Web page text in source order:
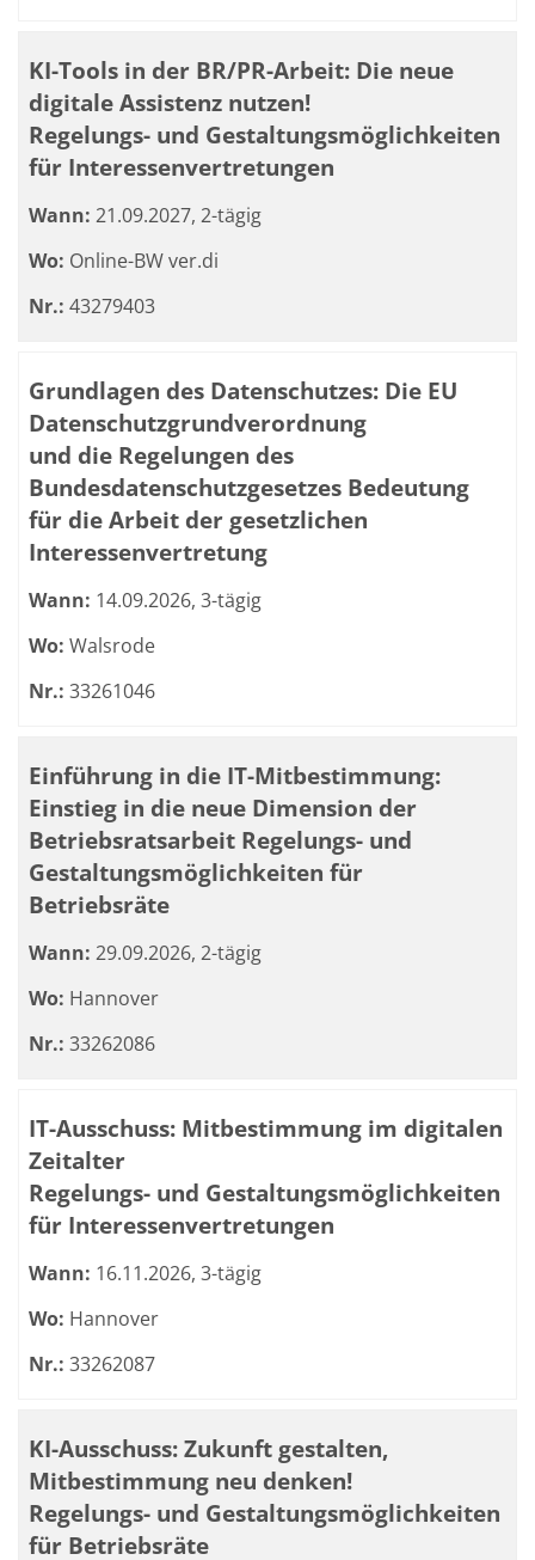
KI-Tools in der BR/PR-Arbeit: Die neue
digitale Assistenz nutzen!
Regelungs- und Gestaltungsmöglichkeiten
für Interessenvertretungen
Wann: 21.09.2027, 2-tägig
Wo: Online-BW ver.di
Nr.: 43279403
Grundlagen des Datenschutzes: Die EU
Datenschutzgrundverordnung
und die Regelungen des
Bundesdatenschutzgesetzes Bedeutung
für die Arbeit der gesetzlichen
Interessenvertretung
Wann: 14.09.2026, 3-tägig
Wo: Walsrode
Nr.: 33261046
Einführung in die IT-Mitbestimmung:
Einstieg in die neue Dimension der
Betriebsratsarbeit Regelungs- und
Gestaltungsmöglichkeiten für
Betriebsräte
Wann: 29.09.2026, 2-tägig
Wo: Hannover
Nr.: 33262086
IT-Ausschuss: Mitbestimmung im digitalen
Zeitalter
Regelungs- und Gestaltungsmöglichkeiten
für Interessenvertretungen
Wann: 16.11.2026, 3-tägig
Wo: Hannover
Nr.: 33262087
KI-Ausschuss: Zukunft gestalten,
Mitbestimmung neu denken!
Regelungs- und Gestaltungsmöglichkeiten
für Betriebsräte